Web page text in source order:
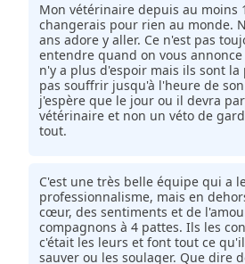
Mon vétérinaire depuis au moins
changerais pour rien au monde.
ans adore y aller. Ce n'est pas
entendre quand on vous
n'y a plus d'espoir mais ils sont
pas souffrir jusqu'à l'heure de
j'espère que le jour ou il devra
vétérinaire et non un véto de
tout.
C'est une très belle équipe qui a
professionnalisme, mais en
cœur, des sentiments et de
compagnons à 4 pattes. Ils les
c'était les leurs et font tout ce
sauver ou les soulager. Que dire